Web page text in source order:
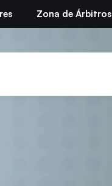
Zona de Árbitros